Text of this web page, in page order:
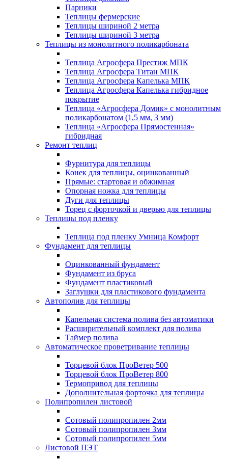
Парники
Теплицы фермерские
Теплицы шириной 2 метра
Теплицы шириной 3 метра
Теплицы из монолитного поликарбоната
Теплица Агросфера Престиж МПК
Теплица Агросфера Титан МПК
Теплица Агросфера Капелька МПК
Теплица Агросфера Капелька гибридное
покрытие
Теплица «Агросфера Домик» с монолитным
поликарбонатом (1,5 мм, 3 мм)
Теплица «Агросфера Прямостенная»
гибридная
Ремонт теплиц
Фурнитура для теплицы
Конек для теплицы, оцинкованный
Прямые: стартовая и обжимная
Опорная ножка для теплицы
Дуги для теплицы
Торец с форточкой и дверью для теплицы
Теплицы под пленку
Теплица под пленку Умница Комфорт
Фундамент для теплицы
Оцинкованный фундамент
Фундамент из бруса
Фундамент пластиковый
Заглушки для пластикового фундамента
Автополив для теплицы
Капельная система полива без автоматики
Расширительный комплект для полива
Таймер полива
Автоматическое проветривание теплицы
Торцевой блок ПроВетер 500
Торцевой блок ПроВетер 800
Термопривод для теплицы
Дополнительная форточка для теплицы
Полипропилен листовой
Сотовый полипропилен 2мм
Сотовый полипропилен 3мм
Сотовый полипропилен 5мм
Листовой ПЭТ